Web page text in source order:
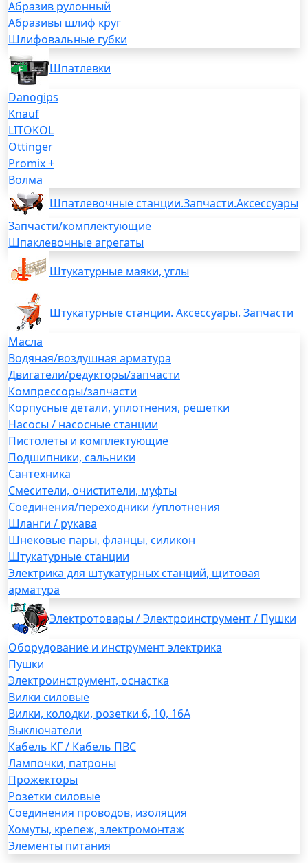
Абразив рулонный
Абразивы шлиф круг
Шлифовальные губки
Шпатлевки
Danogips
Knauf
LITOKOL
Ottinger
Promix +
Волма
Шпатлевочные станции.Запчасти.Аксессуары
Запчасти/комплектующие
Шпаклевочные агрегаты
Штукатурные маяки, углы
Штукатурные станции. Аксессуары. Запчасти
Масла
Водяная/воздушная арматура
Двигатели/редукторы/запчасти
Компрессоры/запчасти
Корпусные детали, уплотнения, решетки
Насосы / насосные станции
Пистолеты и комплектующие
Подшипники, сальники
Сантехника
Смесители, очистители, муфты
Соединения/переходники /уплотнения
Шланги / рукава
Шнековые пары, фланцы, силикон
Штукатурные станции
Электрика для штукатурных станций, щитовая
арматура
Электротовары / Электроинструмент / Пушки
Оборудование и инструмент электрика
Пушки
Электроинструмент, оснастка
Вилки силовые
Вилки, колодки, розетки 6, 10, 16А
Выключатели
Кабель КГ / Кабель ПВС
Лампочки, патроны
Прожекторы
Розетки силовые
Соединения проводов, изоляция
Хомуты, крепеж, электромонтаж
Элементы питания